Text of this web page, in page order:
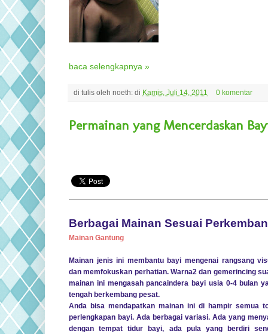
baca selengkapnya »
di tulis oleh noeth: di Kamis, Juli 14, 2011 0 komentar
Permainan yang Mencerdaskan
Berbagai Mainan Sesuai
Mainan Gantung
Mainan jenis ini membantu bayi mengenai rangsang
dan memfokuskan perhatian. Warna2 dan gemerincing
mainan ini mengasah pancaindera bayi usia 0-4 bulan
tengah berkembang pesat.
Anda bisa mendapatkan mainan ini di hampir semua
perlengkapan bayi. Ada berbagai variasi. Ada yang
dengan tempat tidur bayi, ada pula yang berdiri